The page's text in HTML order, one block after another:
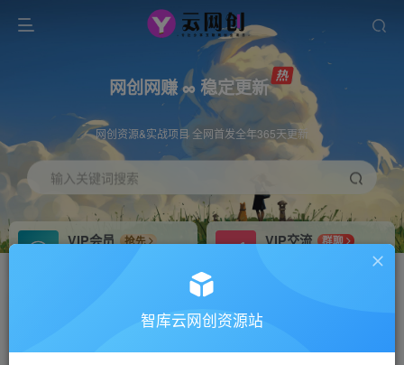
网创网赚 ∞ 稳定更新
网创资源&实战项目 全网首发全年365天更新
输入关键词搜索
VIP会员
抢先
VIP交流
群聊
研究探讨更多创业项目路子。
会员专属推广链接智库云网创资源站